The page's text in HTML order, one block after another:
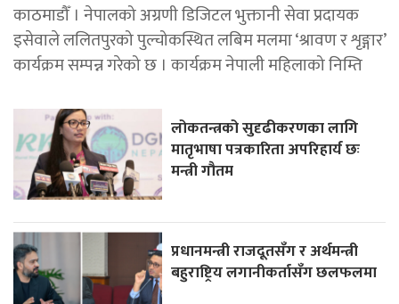
काठमाडौँ । नेपालको अग्रणी डिजिटल भुक्तानी सेवा प्रदायक
इसेवाले ललितपुरको पुल्चोकस्थित लबिम मलमा ‘श्रावण र शृङ्गार’
कार्यक्रम सम्पन्न गरेको छ । कार्यक्रम नेपाली महिलाको निम्ति
लोकतन्त्रको सुदृढीकरणका लागि
मातृभाषा पत्रकारिता अपरिहार्य छः
मन्त्री गौतम
प्रधानमन्त्री राजदूतसँग र अर्थमन्त्री
बहुराष्ट्रिय लगानीकर्तासँग छलफलमा